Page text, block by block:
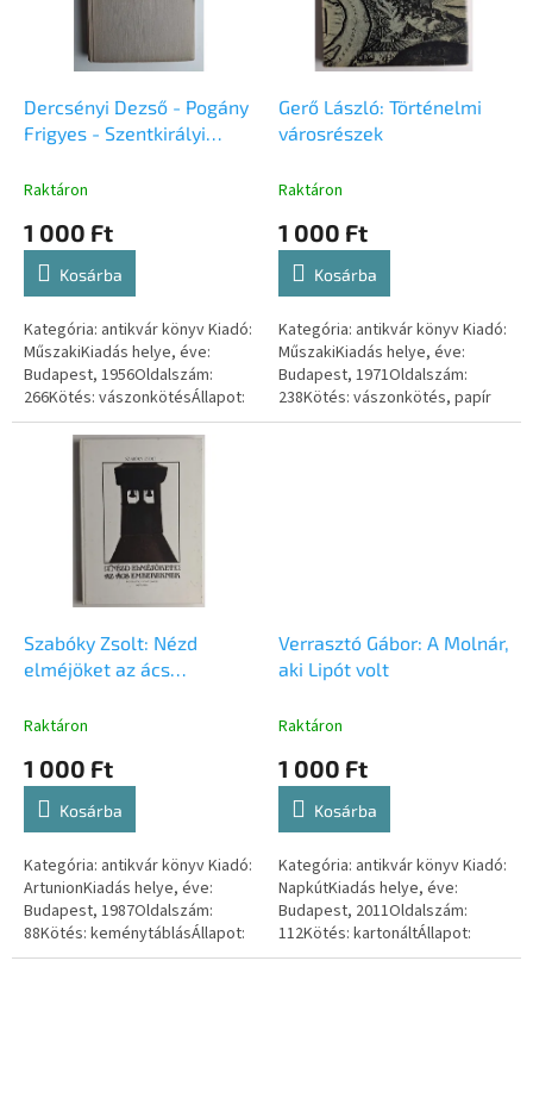
Dercsényi Dezső - Pogány
Frigyes - Szentkirályi
Raktáron
1 000 Ft
Kosárba
Kategória: antikvár könyv Kiadó:
MűszakiKiadás helye, éve:
Budapest, 1956Oldalszám:
266Kötés: vászonkötésÁllapot:
jó, a papír védőborító
hiányzikISBN-szám: -
Gerő László: Történelmi
városrészek
Raktáron
1 000 Ft
Kosárba
Kategória: antikvár könyv Kiadó:
MűszakiKiadás helye, éve:
Budapest, 1971Oldalszám:
238Kötés: vászonkötés, papír
védőborítóvalÁllapot: jóISBN-
Szabóky Zsolt: Nézd
elméjöket az ács
Raktáron
1 000 Ft
Kosárba
Kategória: antikvár könyv Kiadó:
ArtunionKiadás helye, éve:
Budapest, 1987Oldalszám:
88Kötés: keménytáblásÁllapot:
jóISBN-szám: 9630172992
Verrasztó Gábor: A Molnár,
aki Lipót volt
Raktáron
1 000 Ft
Kosárba
Kategória: antikvár könyv Kiadó:
NapkútKiadás helye, éve:
Budapest, 2011Oldalszám:
112Kötés: kartonáltÁllapot:
kitűnőISBN-szám: